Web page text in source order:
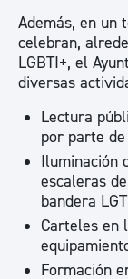
Además, en un
celebran,
LGBTI+, el
diversas
Lectura
por parte
Iluminación
escaleras
bandera
Carteles en
Formación